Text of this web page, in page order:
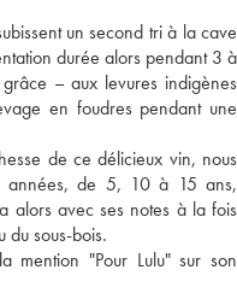
un second tri à la cave
durée alors pendant 3 à
– aux levures indigènes
en foudres pendant une
de ce délicieux vin, nous
années, de 5, 10 à 15 ans,
alors avec ses notes à la fois
du sous-bois.
mention "Pour Lulu" sur son